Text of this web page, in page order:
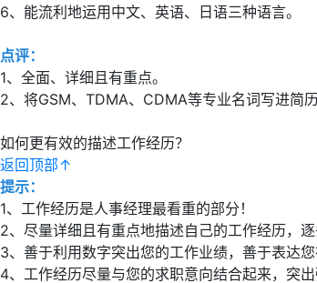
6、能流利地运用中文、英语、日语三种语言。
点评：
1、全面、详细且有重点。
2、将GSM、TDMA、CDMA等专业名词写进简
如何更有效的描述工作经历？
返回顶部↑
提示：
1、工作经历是人事经理最看重的部分！
2、尽量详细且有重点地描述自己的工作经历，逐
3、善于利用数字突出您的工作业绩，善于表达
4、工作经历尽量与您的求职意向结合起来，突